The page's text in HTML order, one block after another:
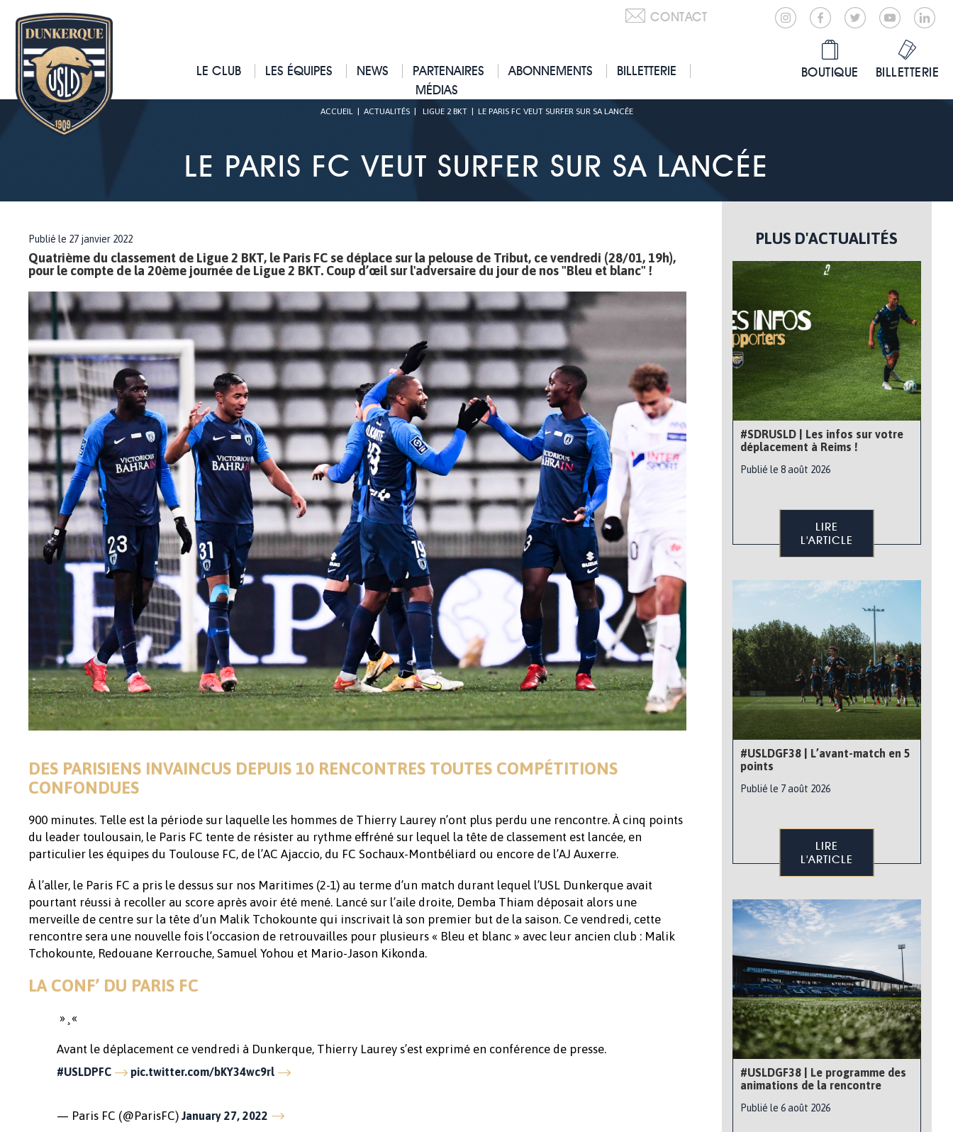
CONTACT
LE CLUB LES ÉQUIPES NEWS PARTENAIRES ABONNEMENTS
BILLETTERIE
MÉDIAS
BOUTIQUE BILLETTERIE
ACCUEIL| ACTUALITÉS| LIGUE 2 BKT| LE PARIS FC VEUT SURFER SUR SA LANCÉE
LE PARIS FC VEUT SURFER SUR SA LANCÉE
Publié le 27 janvier 2022
Quatrième du classement de Ligue 2 BKT, le Paris FC se déplace sur la pelouse de Tribut, ce vendredi (28/01, 19h),
pour le compte de la 20ème journée de Ligue 2 BKT. Coup d’œil sur l'adversaire du jour de nos "Bleu et blanc" !
DES PARISIENS INVAINCUS DEPUIS 10 RENCONTRES TOUTES COMPÉTITIONS
CONFONDUES
900 minutes. Telle est la période sur laquelle les hommes de Thierry Laurey n’ont plus perdu une rencontre. À cinq points
du leader toulousain, le Paris FC tente de résister au rythme effréné sur lequel la tête de classement est lancée, en
particulier les équipes du Toulouse FC, de l’AC Ajaccio, du FC Sochaux-Montbéliard ou encore de l’AJ Auxerre.
À l’aller, le Paris FC a pris le dessus sur nos Maritimes (2-1) au terme d’un match durant lequel l’USL Dunkerque avait
pourtant réussi à recoller au score après avoir été mené. Lancé sur l’aile droite, Demba Thiam déposait alors une
merveille de centre sur la tête d’un Malik Tchokounte qui inscrivait là son premier but de la saison. Ce vendredi, cette
rencontre sera une nouvelle fois l’occasion de retrouvailles pour plusieurs « Bleu et blanc » avec leur ancien club : Malik
Tchokounte, Redouane Kerrouche, Samuel Yohou et Mario-Jason Kikonda.
LA CONF’ DU PARIS FC
» ̧ «
Avant le déplacement ce vendredi à Dunkerque, Thierry Laurey s’est exprimé en conférence de presse.
#USLDPFC pic.twitter.com/bKY34wc9rl
— Paris FC (@ParisFC) January 27, 2022
PLUS D'ACTUALITÉS
#SDRUSLD | Les infos sur votre
déplacement à Reims !
Publié le 8 août 2026
LIRE
L'ARTICLE
#USLDGF38 | L’avant-match en 5
points
Publié le 7 août 2026
LIRE
L'ARTICLE
#USLDGF38 | Le programme des
animations de la rencontre
Publié le 6 août 2026